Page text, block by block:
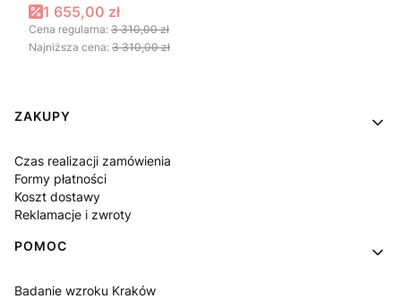
Cena promocyjna
1 655,00 zł
Cena regularna: 3 310,00 zł
Najniższa cena: 3 310,00 zł
Linki w stopce
ZAKUPY
Czas realizacji zamówienia
Formy płatności
Koszt dostawy
Reklamacje i zwroty
POMOC
Badanie wzroku Kraków